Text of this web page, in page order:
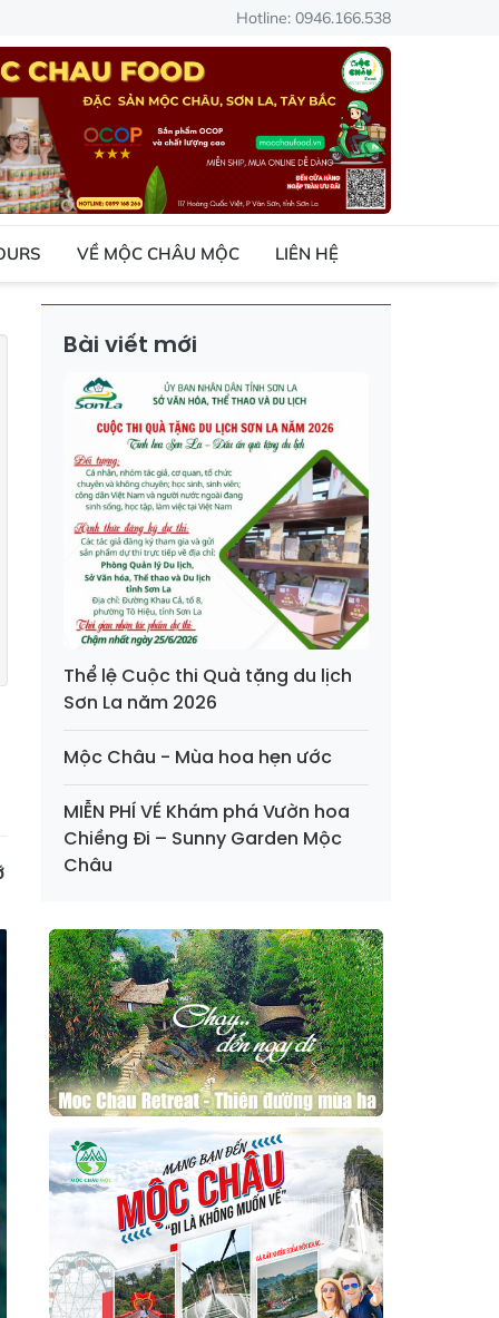
Hotline: 0946.166.538
VỀ MỘC CHÂU MỘC LIÊN HỆ
Bài viết mới
Thể lệ Cuộc thi Quà tặng du lịch
Sơn La năm 2026
Mộc Châu - Mùa hoa hẹn ước
MIỄN PHÍ VÉ Khám phá Vườn hoa
Chiềng Đi – Sunny Garden Mộc
Châu